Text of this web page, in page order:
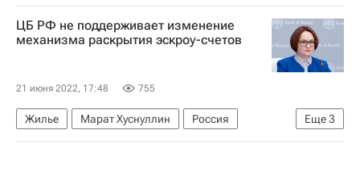
Россия
Фонд развития промышленности
Министерство строительства и жилищно-коммунального хозяйства РФ (Минстрой России)
ЦБ РФ не поддерживает изменение
механизма раскрытия эскроу-счетов
21 июня 2022, 17:48 755
Еще3
Жилье Марат Хуснуллин
Россия
Центральный Банк РФ (ЦБ РФ)
Эскроу-счета